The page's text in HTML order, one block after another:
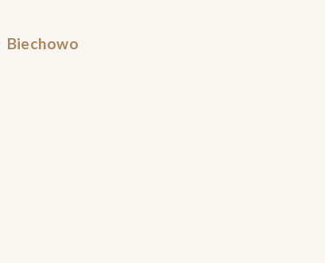
Biechowo